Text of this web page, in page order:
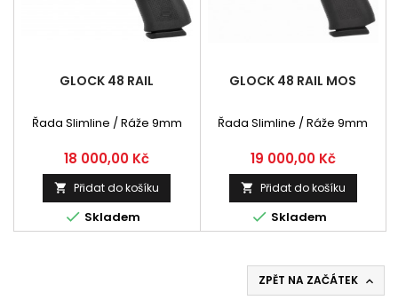
GLOCK 48 RAIL
Řada Slimline / Ráže 9mm
Cena
18 000,00 Kč
 Přidat do košíku
 Skladem
GLOCK 48 RAIL MOS
Řada Slimline / Ráže 9mm
Cena
19 000,00 Kč
 Přidat do košíku
 Skladem
ZPĚT NA ZAČÁTEK 